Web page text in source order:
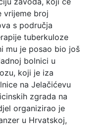
vrijeme broj
s područja
tuberkuloze
mu je posao bio još
bolnici u
koji je iza
na Jelačićevu
zgrada na
organizirao je
u Hrvatskoj,